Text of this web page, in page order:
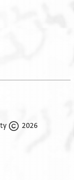
2026 The Trustees of Princeton University